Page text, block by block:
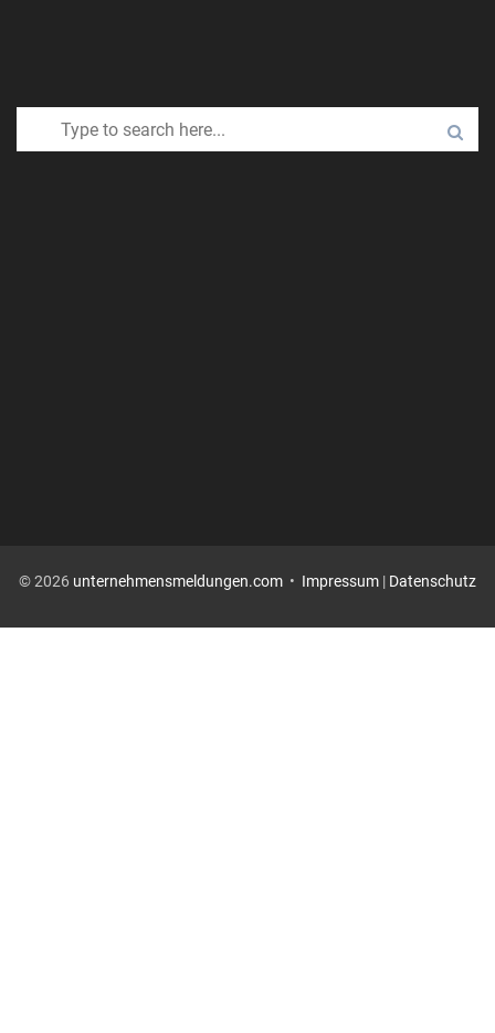
© 2026 unternehmensmeldungen.com • Impressum | Datenschutz